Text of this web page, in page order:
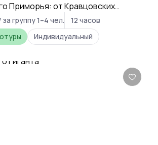
Приморья: от Кравцовских
приморской Исландии.
за группу 1–4 чел.
12 часов
Индивидуальный